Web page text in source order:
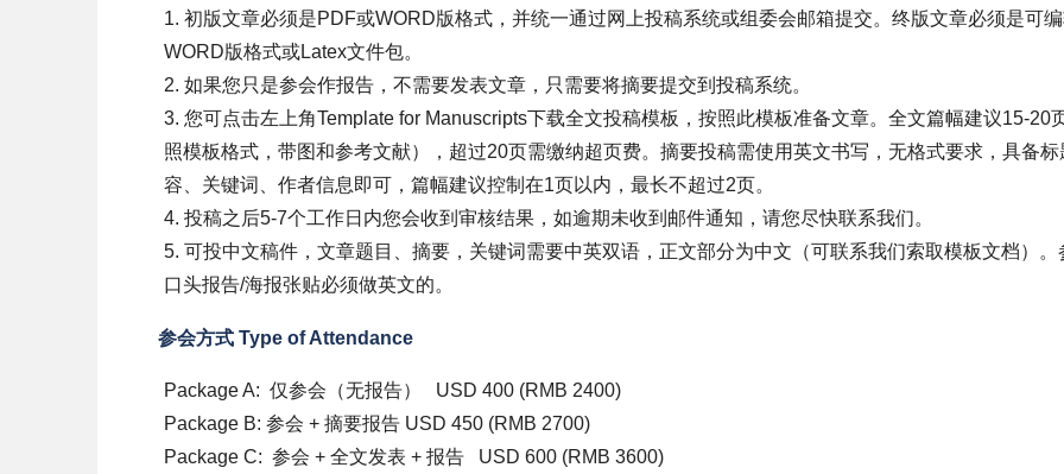
1. 初版文章必须是PDF或WORD版格式，并统一通过网上投稿系统或组委会邮箱提交。终版文章必须是可
WORD版格式或Latex文件包。
2. 如果您只是参会作报告，不需要发表文章，只需要将摘要提交到投稿系统。
3. 您可点击左上角Template for Manuscripts下载全文投稿模板，按照此模板准备文章。全文篇幅建议15-20
照模板格式，带图和参考文献），超过20页需缴纳超页费。摘要投稿需使用英文书写，无格式要求，具备标
容、关键词、作者信息即可，篇幅建议控制在1页以内，最长不超过2页。
4. 投稿之后5-7个工作日内您会收到审核结果，如逾期未收到邮件通知，请您尽快联系我们。
5. 可投中文稿件，文章题目、摘要，关键词需要中英双语，正文部分为中文（可联系我们索取模板文档）。
口头报告/海报张贴必须做英文的。
参会方式 Type of Attendance
Package A: 仅参会（无报告）
USD 400 (RMB 2400)
Package B: 参会 + 摘要报告 USD 450 (RMB 2700)
Package C: 参会 + 全文发表 + 报告 USD 600 (RMB 3600)